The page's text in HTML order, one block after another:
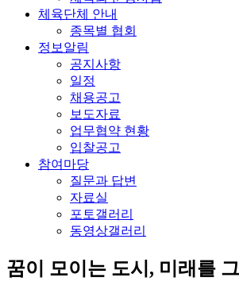
체육단체 안내
종목별 협회
정보알림
공지사항
일정
채용공고
보도자료
업무협약 현황
입찰공고
참여마당
질문과 답변
자료실
포토갤러리
동영상갤러리
꿈이 모이는 도시, 미래를